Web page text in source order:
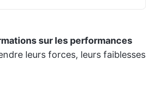
sur les performances
leurs forces, leurs faiblesses